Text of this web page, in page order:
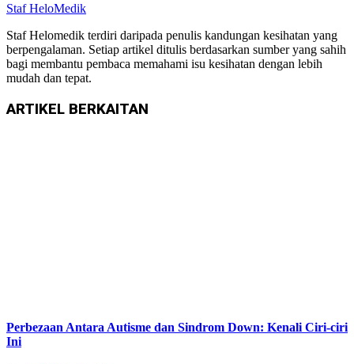
Staf HeloMedik
Staf Helomedik terdiri daripada penulis kandungan kesihatan yang
berpengalaman. Setiap artikel ditulis berdasarkan sumber yang sahih
bagi membantu pembaca memahami isu kesihatan dengan lebih
mudah dan tepat.
ARTIKEL BERKAITAN
Perbezaan Antara Autisme dan Sindrom Down: Kenali Ciri-ciri
Ini